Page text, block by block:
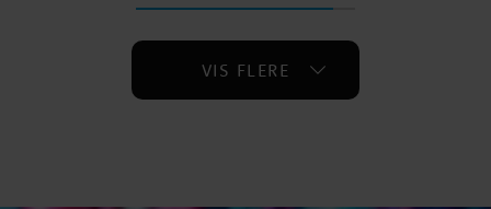
VIS FLERE